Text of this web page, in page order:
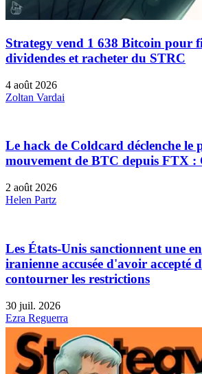
Strategy vend 1 638 Bitcoin pour
dividendes et racheter du STRC
4 août 2026
Zoltan Vardai
Le hack de Coldcard déclenche le
mouvement de BTC depuis FTX
2 août 2026
Helen Partz
Les États-Unis sanctionnent une
iranienne accusée d'avoir accepté
contourner les restrictions
30 juil. 2026
Ezra Reguerra